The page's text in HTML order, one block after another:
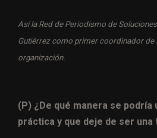
Así la Red de Periodismo de
Gutiérrez como primer coordinador de
organización.
(P) ¿De qué manera se
práctica y que deje de ser una